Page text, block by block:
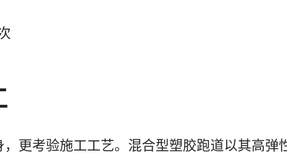
更考验施工工艺。混合型塑胶跑道以其高弹